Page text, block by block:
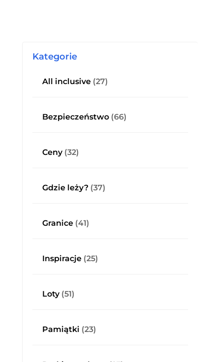
Kategorie
All inclusive(27)
Bezpieczeństwo(66)
Ceny(32)
Gdzie leży?(37)
Granice(41)
Inspiracje(25)
Loty(51)
Pamiątki (23)